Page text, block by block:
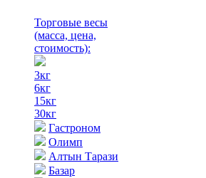
Торговые весы
(масса, цена,
стоимость):
3кг
6кг
15кг
30кг
Гастроном
Олимп
Алтын Тарази
Базар